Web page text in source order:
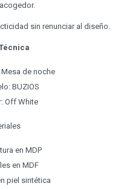
sin renunciar al diseño.
de noche
BUZIOS
Off White
en MDP
en MDF
piel sintética